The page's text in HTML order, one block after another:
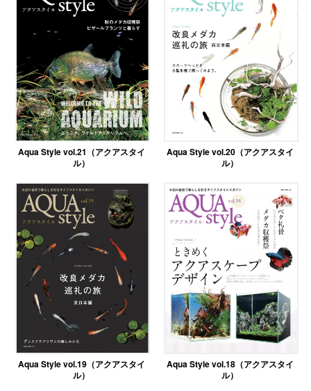
Aqua Style vol.21（アクアスタイ
ル）
Aqua Style vol.20（アクアスタイ
ル）
Aqua Style vol.19（アクアスタイ
ル）
Aqua Style vol.18（アクアスタイ
ル）